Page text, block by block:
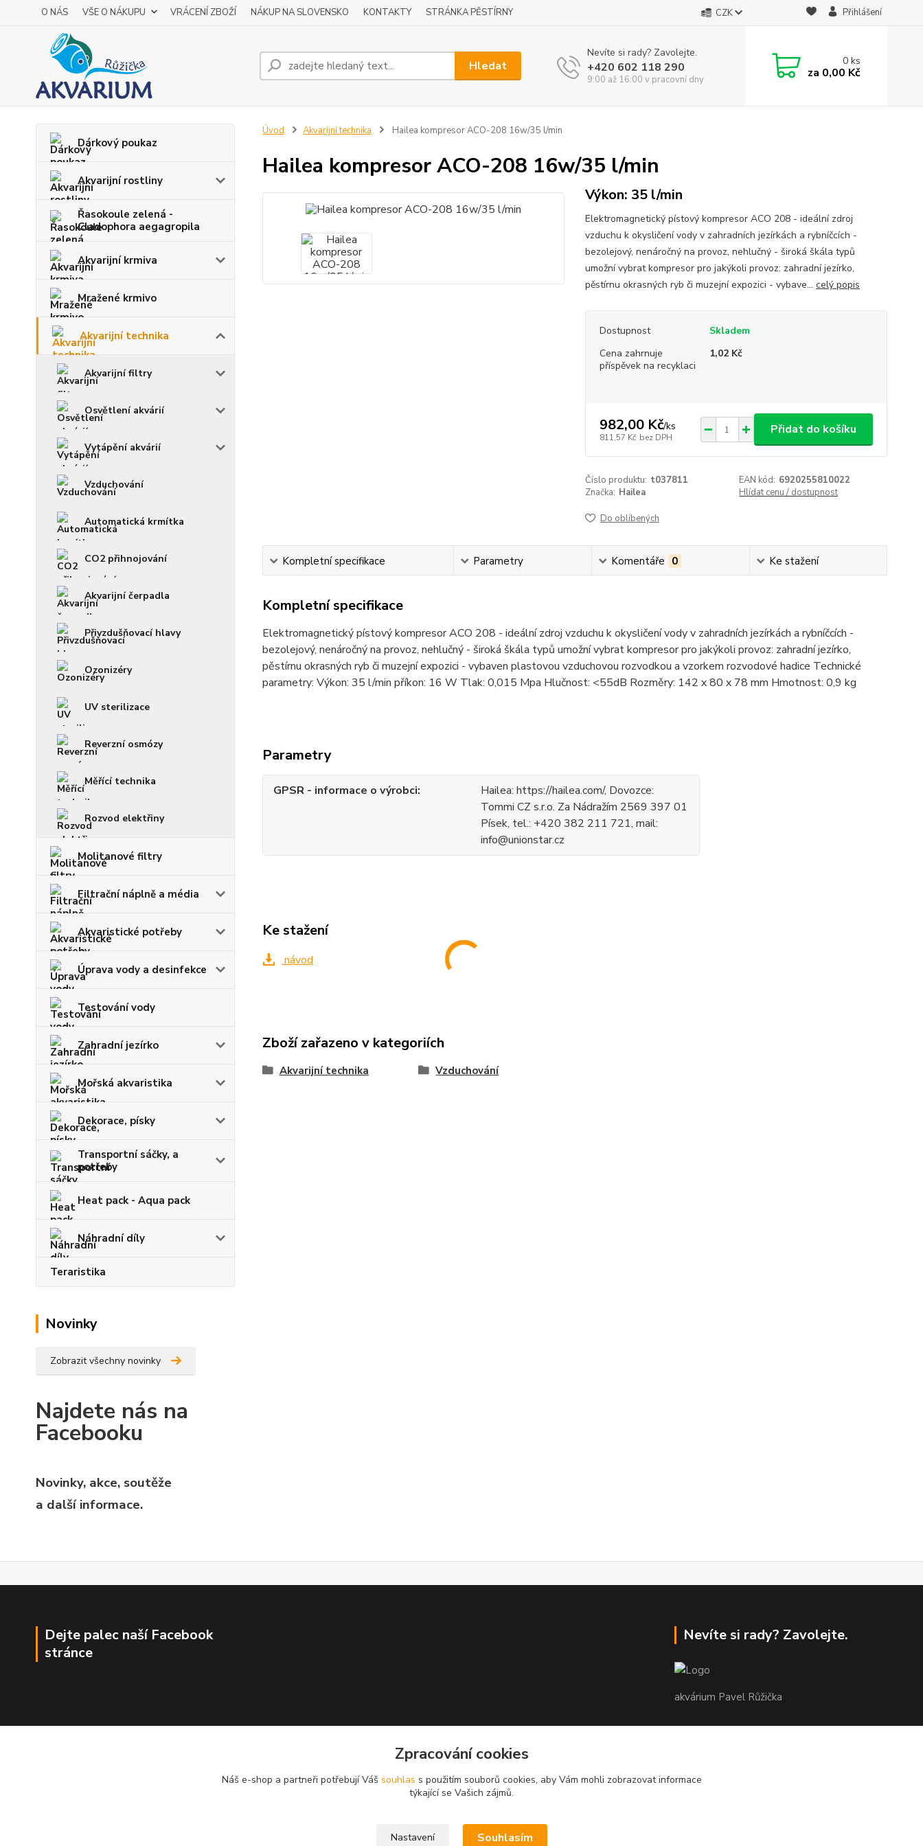
O NÁS VŠE O NÁKUPU VRÁCENÍ ZBOŽÍ NÁKUP NA SLOVENSKO KONTAKTY STRÁNKA PĚSTÍRNY CZK Přihlášení
Hledat
Nevíte si rady? Zavolejte.
+420 602 118 290
9:00 až 16:00 v pracovní dny
0ks
za 0,00 Kč
Dárkový poukaz
Akvarijní rostliny
Řasokoule zelená -
Cladophora aegagropila
Akvarijní krmiva
Mražené krmivo
Akvarijní technika
Akvarijní filtry
Osvětlení akvárií
Vytápění akvárií
Vzduchování
Automatická krmítka
CO2 přihnojování
Akvarijní čerpadla
Přivzdušňovací hlavy
Ozonizéry
UV sterilizace
Reverzní osmózy
Měřící technika
Rozvod elektřiny
Molitanové filtry
Filtrační náplně a média
Akvaristické potřeby
Úprava vody a desinfekce
Testování vody
Zahradní jezírko
Mořská akvaristika
Dekorace, písky
Transportní sáčky, a
potřeby
Heat pack - Aqua pack
Náhradní díly
Teraristika
Novinky
Zobrazit všechny novinky
Najdete nás na
Facebooku
Novinky, akce, soutěže
a další informace.
Úvod Akvarijní technika Hailea kompresor ACO-208 16w/35 l/min
Hailea kompresor ACO-208 16w/35 l/min
Výkon: 35 l/min
Elektromagnetický pístový kompresor ACO 208 - ideální zdroj
vzduchu k okysličení vody v zahradních jezírkách a rybníčcích -
bezolejový, nenáročný na provoz, nehlučný - široká škála typů
umožní vybrat kompresor pro jakýkoli provoz: zahradní jezírko,
pěstírnu okrasných ryb či muzejní expozici - vybave... celý popis
Dostupnost
Skladem
Cena zahrnuje
příspěvek na recyklaci
1,02 Kč
982,00 Kč/ks
811,57 Kč bez DPH
Přidat do košíku
Číslo produktu: t037811 EAN kód: 6920255810022
Značka: Hailea Hlídat cenu / dostupnost
Do oblíbených
Kompletní specifikace Parametry Komentáře 0 Ke stažení
Kompletní specifikace
Elektromagnetický pístový kompresor ACO 208 - ideální zdroj vzduchu k okysličení vody v zahradních jezírkách a rybníčcích -
bezolejový, nenáročný na provoz, nehlučný - široká škála typů umožní vybrat kompresor pro jakýkoli provoz: zahradní jezírko,
pěstírnu okrasných ryb či muzejní expozici - vybaven plastovou vzduchovou rozvodkou a vzorkem rozvodové hadice Technické
parametry: Výkon: 35 l/min příkon: 16 W Tlak: 0,015 Mpa Hlučnost: <55dB Rozměry: 142 x 80 x 78 mm Hmotnost: 0,9 kg
Parametry
GPSR - informace o výrobci
Hailea: https://hailea.com/, Dovozce:
Tommi CZ s.r.o. Za Nádražím 2569 397 01
Písek, tel.: +420 382 211 721, mail:
info@unionstar.cz
Ke stažení
návod
Zboží zařazeno v kategoriích
Akvarijní technika Vzduchování
Dejte palec naší Facebook
stránce
Nevíte si rady? Zavolejte.
akvárium Pavel Růžička
info@akvariumruzicka.cz
Zpracování cookies
Náš e-shop a partneři potřebují Váš souhlas s použitím souborů cookies, aby Vám mohli zobrazovat informace
týkající se Vašich zájmů.
Nastavení Souhlasím